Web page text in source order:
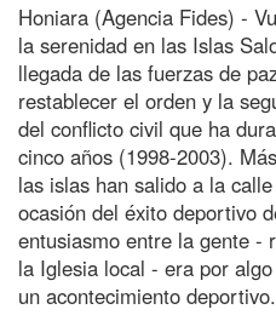
Honiara (Agencia Fides) -
la serenidad en las Islas
llegada de las fuerzas de
restablecer el orden y la
del conflicto civil que ha
cinco años (1998-2003).
las islas han salido a la
ocasión del éxito deportivo
entusiasmo entre la gente -
la Iglesia local - era por
un acontecimiento deportivo.